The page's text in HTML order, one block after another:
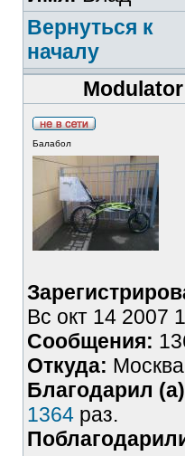
Вернуться к
началу
Modulator
Балабол
Вс окт 14 2007
Сообщения:
Откуда: Москва
Благодарил
1364 раз.